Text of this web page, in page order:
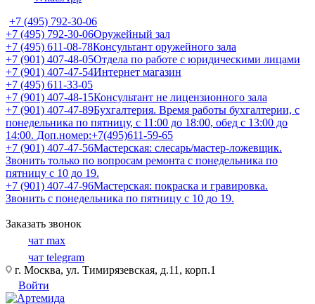
+7 (495) 792-30-06
+7 (495) 792-30-06Оружейный зал
+7 (495) 611-08-78Консультант оружейного зала
+7 (901) 407-48-05Отдела по работе с юридическими лицами
+7 (901) 407-47-54Интернет магазин
+7 (495) 611-33-05
+7 (901) 407-48-15Консультант не лицензионного зала
+7 (901) 407-47-89Бухгалтерия. Время работы бухгалтерии, с
понедельника по пятницу, с 11:00 до 18:00, обед с 13:00 до
14:00. Доп.номер:+7(495)611-59-65
+7 (901) 407-47-56Мастерская: слесарь/мастер-ложевщик.
Звонить только по вопросам ремонта с понедельника по
пятницу с 10 до 19.
+7 (901) 407-47-96Мастерская: покраска и гравировка.
Звонить с понедельника по пятницу с 10 до 19.
Заказать звонок
чат max
чат telegram
г. Москва, ул. Тимирязевская, д.11, корп.1
Войти